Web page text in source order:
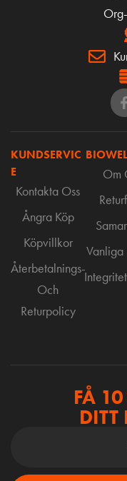
KUNDSERVIC
E
Kontakta Oss
Ångra Köp
Köpvillkor
Återbetalnings-
Och
Returpolicy
Om
Vanliga
FÅ
DITT